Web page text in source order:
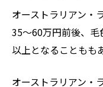
オーストラリアン・
35～60万円前後、
以上となることもも
オーストラリアン・